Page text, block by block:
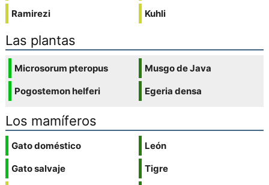
Ramirezi
Kuhli
Las plantas
Microsorum pteropus
Pogostemon helferi
Musgo de Java
Egeria densa
Los mamíferos
Gato doméstico
Gato salvaje
León
Tigre